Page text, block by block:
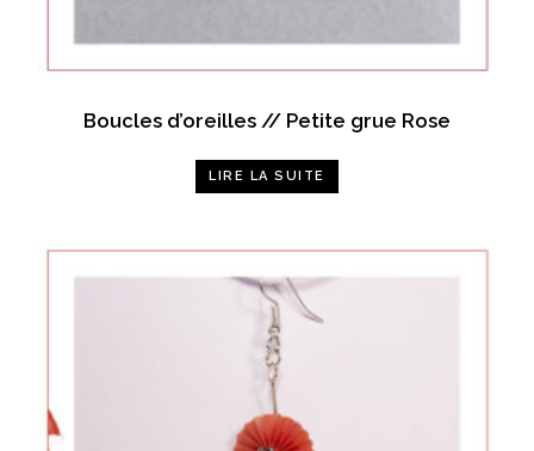
Boucles d’oreilles // Petite grue Rose
LIRE LA SUITE